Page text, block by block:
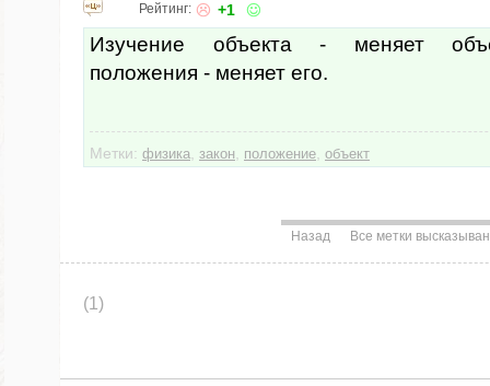
Рейтинг: +1
Изучение объекта - меняет
положения - меняет его.
Метки: физика закон положение объект
Назад Все метки
(1)